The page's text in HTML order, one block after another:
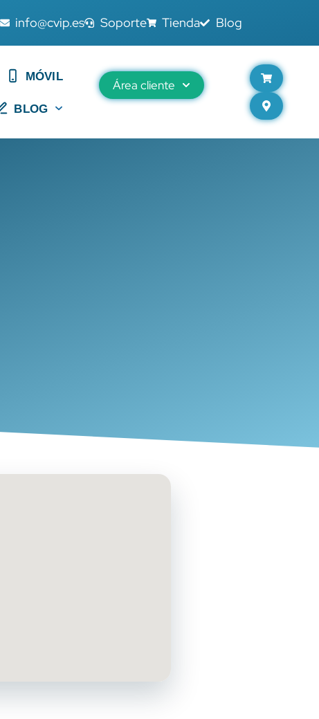
info@cvip.es Soporte Tienda Blog
MÓVIL
BLOG
Área cliente